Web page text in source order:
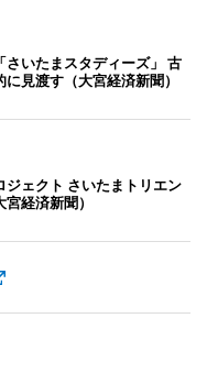
さいたまスタディーズ」 古
見渡す（大宮経済新聞）
ジェクト さいたまトリエン
経済新聞）